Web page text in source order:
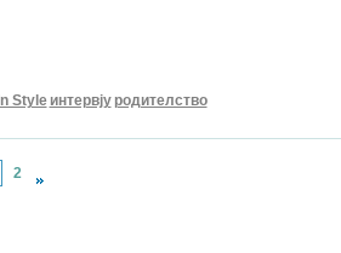
In Style интервју родителство
2